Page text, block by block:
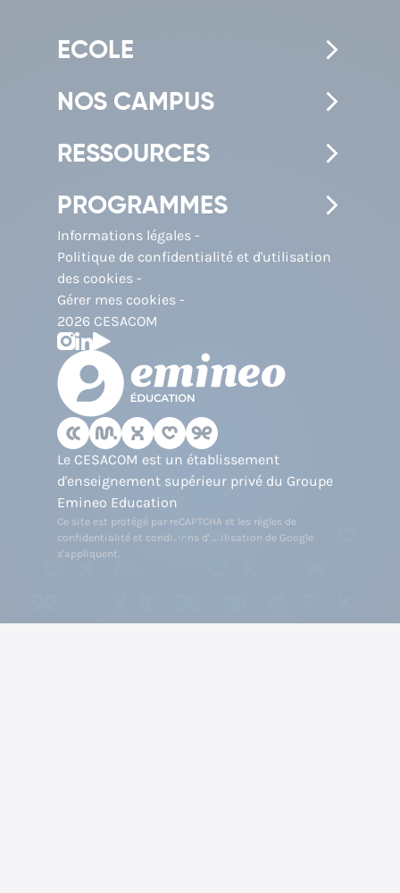
ECOLE
NOS CAMPUS
RESSOURCES
PROGRAMMES
Informations légales
Politique de confidentialité et d'utilisation
des cookies
Gérer mes cookies
2026 CESACOM
Le CESACOM est un établissement
d'enseignement supérieur privé du Groupe
Emineo Education
Ce site est protégé par reCAPTCHA et les règles de
confidentialité et conditions d'utilisation de Google
s'appliquent.